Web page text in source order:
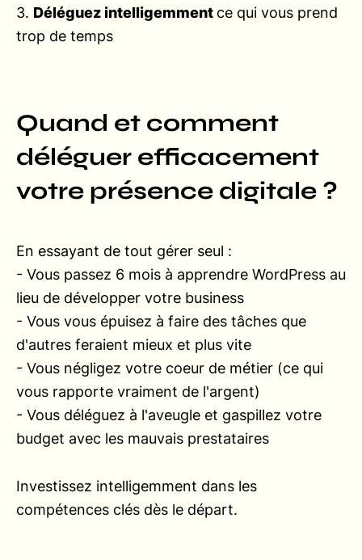
3. Déléguez intelligemment ce qui vous prend
trop de temps
Quand et comment
déléguer efficacement
votre présence digitale ?
En essayant de tout gérer seul :
- Vous passez 6 mois à apprendre WordPress au
lieu de développer votre business
- Vous vous épuisez à faire des tâches que
d'autres feraient mieux et plus vite
- Vous négligez votre coeur de métier (ce qui
vous rapporte vraiment de l'argent)
- Vous déléguez à l'aveugle et gaspillez votre
budget avec les mauvais prestataires
Investissez intelligemment dans les
compétences clés dès le départ.